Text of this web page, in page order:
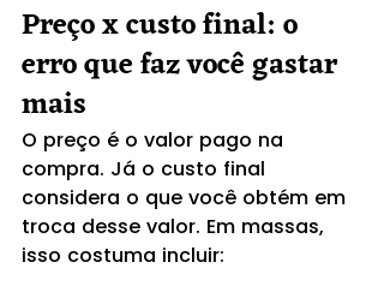
Preço x custo final: o
erro que faz você gastar
mais
O preço é o valor pago na
compra. Já o custo final
considera o que você obtém em
troca desse valor. Em massas,
isso costuma incluir: